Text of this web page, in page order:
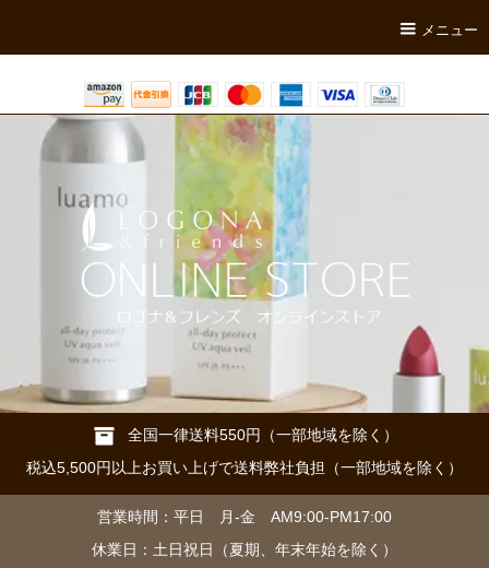
メニュー
全国一律送料550円（一部地域を除く）
税込5,500円以上お買い上げで送料弊社負担（一部地域を除く）
営業時間：平日 月-金 AM9:00-PM17:00
休業日：土日祝日（夏期、年末年始を除く）